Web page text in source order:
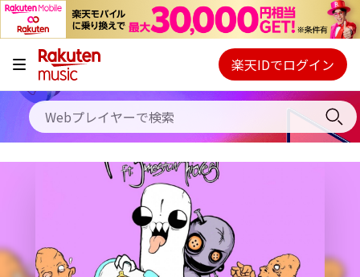
キャンペーン
料金プラン
使い方
初回30日間無料お試し
Webプレイヤー
ご契約内容の確認・変更
楽天IDでログイン